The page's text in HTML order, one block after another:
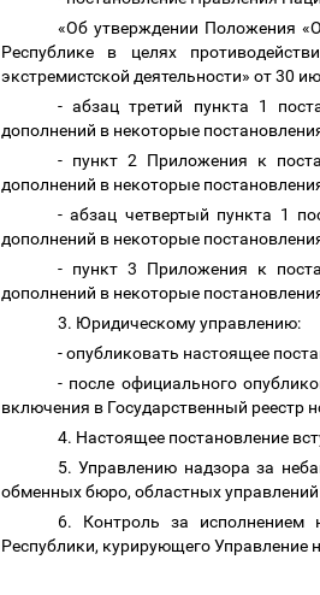
«Об утверждении Положения
Республике в целях
экстремистской деятельности» от 30
- абзац третий пункта 1
дополнений в некоторые
- пункт 2 Приложения к
дополнений в некоторые
- абзац четвертый пункта 1
дополнений в некоторые
- пункт 3 Приложения к
дополнений в некоторые
3. Юридическому управлению:
- опубликовать настоящее
- после официального
включения в Государственный
4. Настоящее постановление
5. Управлению надзора за
обменных бюро, областных
6. Контроль за исполнением
Республики, курирующего